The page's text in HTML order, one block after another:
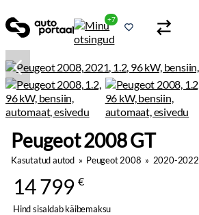
+7
Peugeot 2008 GT
Kasutatud autod » Peugeot 2008 » 2020-2022
14 799 €
Hind sisaldab käibemaksu